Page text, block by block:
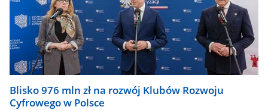
Blisko 976 mln zł na rozwój Klubów Rozwoju
Cyfrowego w Polsce